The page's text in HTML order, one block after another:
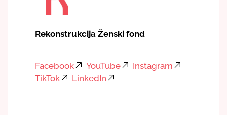
Rekonstrukcija Ženski fond
Facebook YouTube
Instagram
TikTok
LinkedIn